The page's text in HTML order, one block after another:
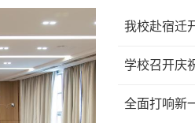
我校赴宿迁
学校召开庆
全面打响新